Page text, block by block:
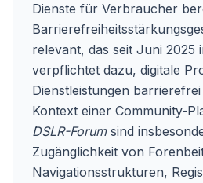
Dienste für Verbraucher
relevant, das seit Juni 2025
verpflichtet dazu, digitale
Dienstleistungen
Kontext einer Community-
DSLR-Forumsind
Zugänglichkeit von
Navigationsstrukturen,